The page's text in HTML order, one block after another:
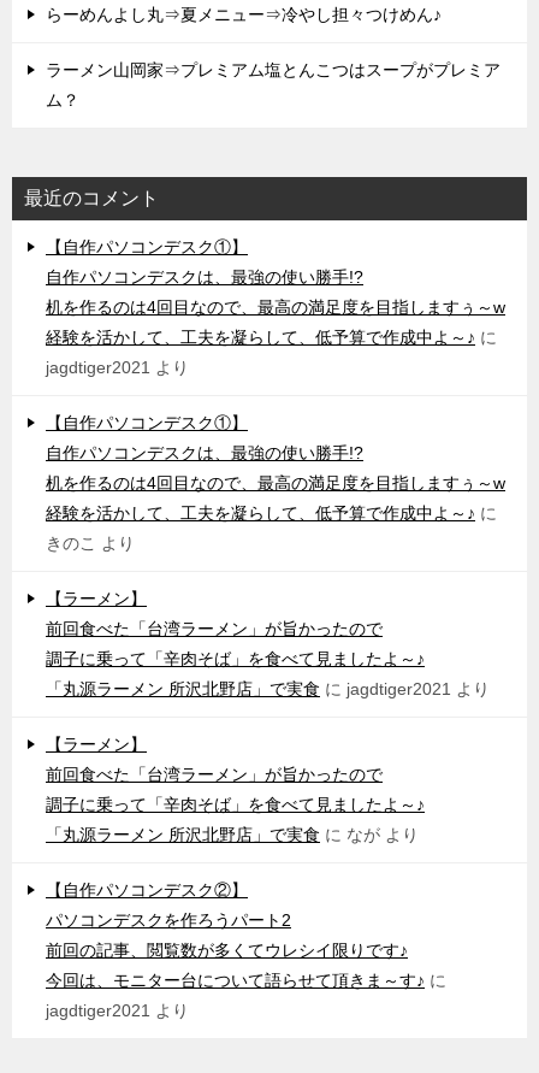
らーめんよし丸⇒夏メニュー⇒冷やし担々つけめん♪
ラーメン山岡家⇒プレミアム塩とんこつはスープがプレミア
ム？
最近のコメント
【自作パソコンデスク①】
自作パソコンデスクは、最強の使い勝手!?
机を作るのは4回目なので、最高の満足度を目指しますぅ～w
経験を活かして、工夫を凝らして、低予算で作成中よ～♪ に
jagdtiger2021 より
【自作パソコンデスク①】
自作パソコンデスクは、最強の使い勝手!?
机を作るのは4回目なので、最高の満足度を目指しますぅ～w
経験を活かして、工夫を凝らして、低予算で作成中よ～♪ に
きのこ
より
【ラーメン】
前回食べた「台湾ラーメン」が旨かったので
調子に乗って「辛肉そば」を食べて見ましたよ～♪
「丸源ラーメン 所沢北野店」で実食 に jagdtiger2021 より
【ラーメン】
前回食べた「台湾ラーメン」が旨かったので
調子に乗って「辛肉そば」を食べて見ましたよ～♪
「丸源ラーメン 所沢北野店」で実食 に なが より
【自作パソコンデスク②】
パソコンデスクを作ろうパート2
前回の記事、閲覧数が多くてウレシイ限りです♪
今回は、モニター台について語らせて頂きま～す♪ に
jagdtiger2021 より